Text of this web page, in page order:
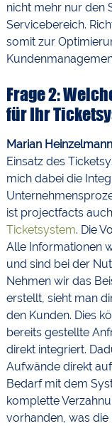
nicht mehr nur den
Servicebereich.
somit zur
Frage 2:
für Ihr
Marian
Einsatz des
mich dabei die
ist projectfacts
Ticketsystem. Die
Alle Informationen
und sind bei der
Nehmen wir das
erstellt, sieht man
den Kunden. Dies
bereits gestellte
direkt integriert.
Aufwände direkt
Bedarf mit dem
komplette
vorhanden, was die